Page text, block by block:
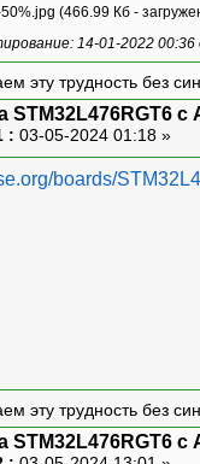
(466.99 Кб -
14-01-2022
эту трудность без
STM32L476RGT6
: 03-05-2024 01:18 »
boards/
эту трудность без
STM32L476RGT6